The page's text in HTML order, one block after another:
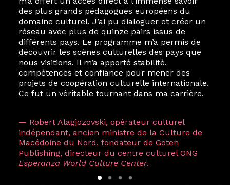
des plus grands pédagogues européens du
domaine culturel. J’ai pu dialoguer et créer un
réseau avec plus de quinze pairs issus de
différents pays. Le programme m’a permis de
découvrir les scènes culturelles des pays que
nous visitions. Il m’a apporté stabilité,
compétences et confiance pour mener des
projets de coopération culturelle internationale.
Ce fut un véritable tournant dans ma carrière.
— Robert Alagjozovski, opérateur culturel
indépendant, ancien ministre de la Culture de
Macédoine du Nord, fondateur de Goten
Publishing, directeur du centre culturel ONG
Esperanza World Culture Center.